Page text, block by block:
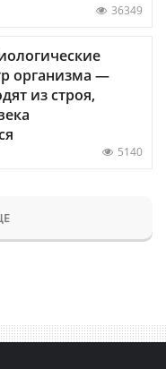
36349
организма —
из строя,
5140